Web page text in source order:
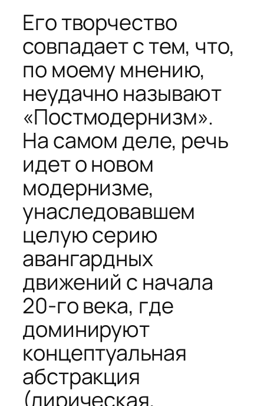
Его творчество
совпадает с тем, что,
по моему мнению,
неудачно называют
«Постмодернизм».
На самом деле, речь
идет о новом
модернизме,
унаследовавшем
целую серию
авангардных
движений с начала
20-го века, где
доминируют
концептуальная
абстракция
(лирическая,